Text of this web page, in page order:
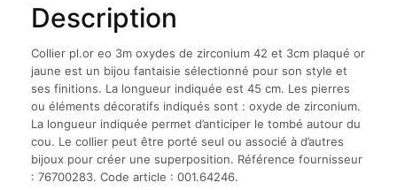
plaqué
or
jaune
Description
Collier pl.or eo 3m oxydes de zirconium 42 et 3cm plaqué or
jaune est un bijou fantaisie sélectionné pour son style et
ses finitions. La longueur indiquée est 45 cm. Les pierres
ou éléments décoratifs indiqués sont : oxyde de zirconium.
La longueur indiquée permet d’anticiper le tombé autour du
cou. Le collier peut être porté seul ou associé à d’autres
bijoux pour créer une superposition. Référence fournisseur
: 76700283. Code article : 001.64246.